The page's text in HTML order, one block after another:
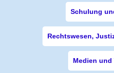
Schulung
Rechtswesen,
Medien und